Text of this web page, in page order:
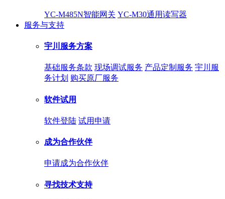
YC-M485N智能网关 YC-M30通用读写器
服务与支持
宇川服务方案
基础服务条款 现场调试服务 产品定制服务 宇川服
务计划 购买原厂服务
软件试用
软件登陆 试用申请
成为合作伙伴
申请成为合作伙伴
寻找技术支持